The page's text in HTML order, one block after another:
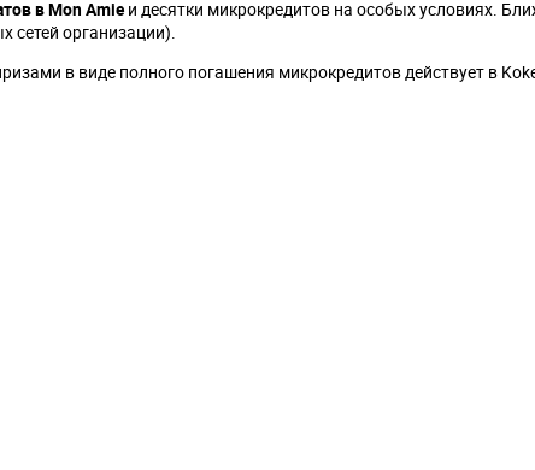
вMon Amieи десятки микрокредитов на особых условиях.
сетей организации).
в виде полного погашения микрокредитов действует в